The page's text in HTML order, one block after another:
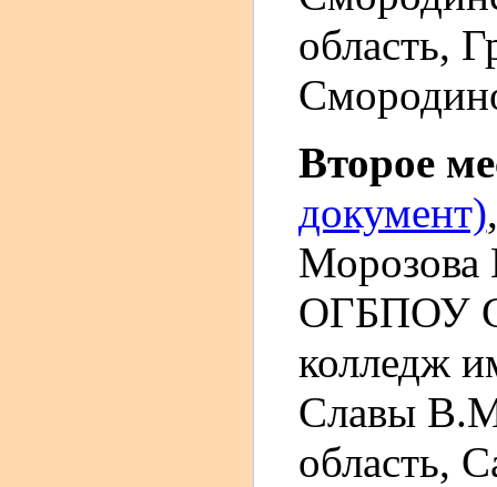
область,
Второе
документ)
Морозова
ОГБПОУ
колледж
Славы В.М
область,